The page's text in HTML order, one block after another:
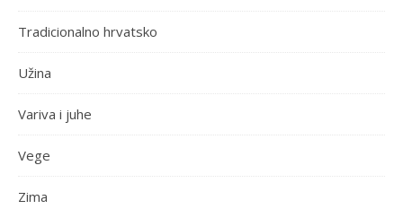
Tradicionalno hrvatsko
Užina
Variva i juhe
Vege
Zima